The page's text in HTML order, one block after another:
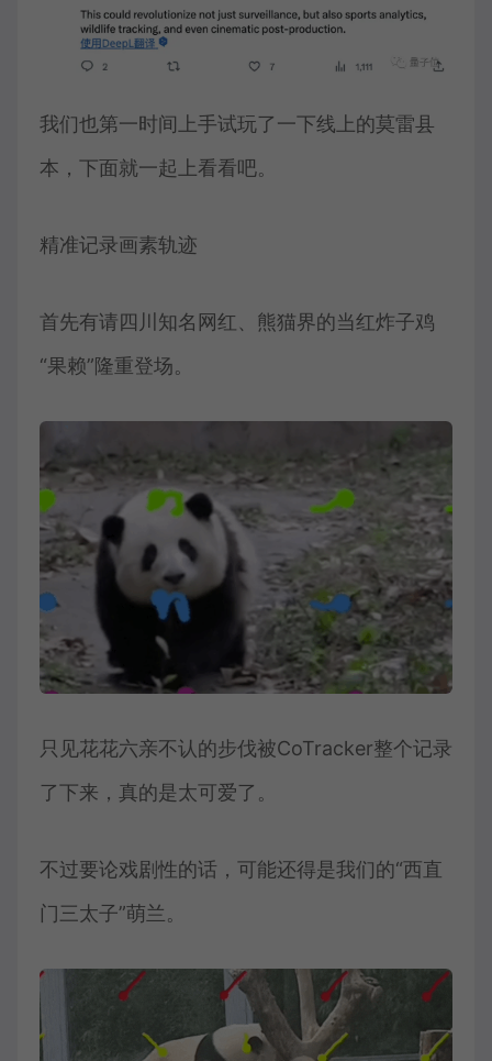
我们也第一时间上手试玩了一下线上的莫雷县
本，下面就一起上看看吧。
精准记录画素轨迹
首先有请四川知名网红、熊猫界的当红炸子鸡
“果赖”隆重登场。
只见花花六亲不认的步伐被CoTracker整个记录
了下来，真的是太可爱了。
不过要论戏剧性的话，可能还得是我们的“西直
门三太子”萌兰。